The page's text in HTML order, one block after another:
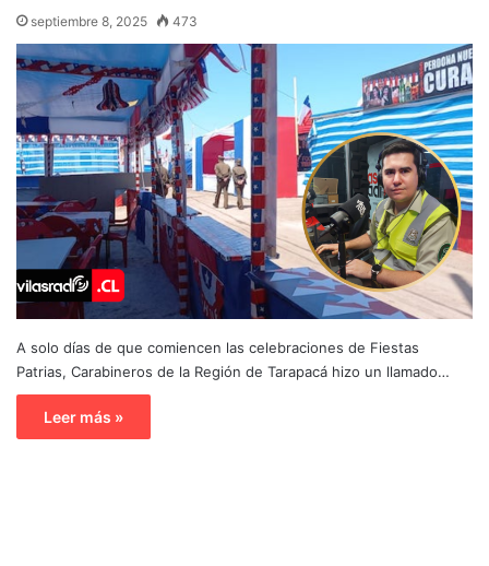
septiembre 8, 2025 473
A solo días de que comiencen las celebraciones de Fiestas
Patrias, Carabineros de la Región de Tarapacá hizo un llamado…
Leer más »